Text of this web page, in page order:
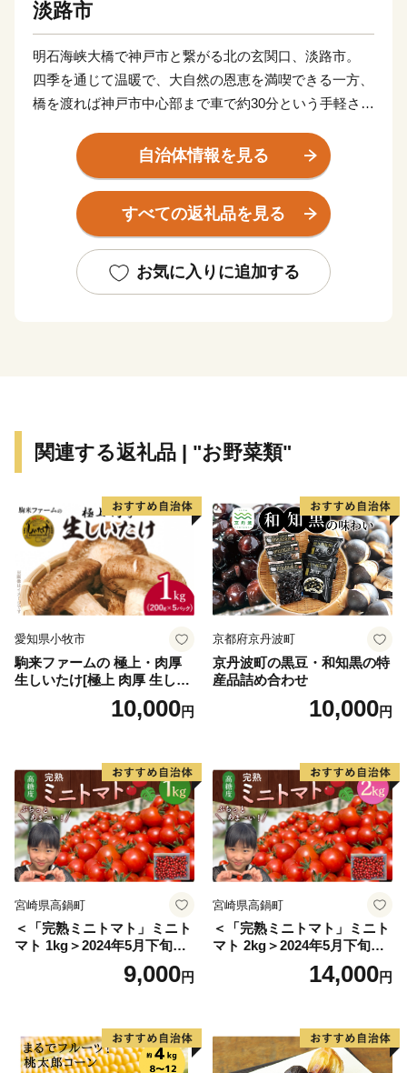
淡路市
明石海峡大橋で神戸市と繋がる北の玄関口、淡路市。
四季を通じて温暖で、大自然の恩恵を満喫できる一方、
橋を渡れば神戸市中心部まで車で約30分という手軽さが
田舎と都会の両方の「好いとこ取り」をした未来の暮ら
しがここにあります。
また、淡路島はかつて若狭や志摩と並び、朝廷にご馳走
を献上した「御食国」と呼ばれており、四方を囲む海は
てました。生産量日本一を誇る線香をはじめ、淡路ビー
フや淡路島玉ねぎ、カーネーションなどは「淡路ブラン
して実施した事業について、ご報告いたします。
https://www.city.awaji.lg.jp/uploaded/life/
自治体情報を見る
すべての返礼品を見る
お気に入りに追加する
関連する返礼品 | "お野菜類"
愛知県小牧市
駒来ファームの 極上・肉厚
生しいたけ[極上 肉厚 生しい
たけ 生シイタケ 生椎茸 安心
安全 国産 採れたて 新鮮 きの
10,000円
京都府京丹波町
京丹波町の黒豆・和知黒の特
産品詰め合わせ
10,000円
宮崎県高鍋町
＜「完熟ミニトマト」ミニト
マト 1kg＞2024年5月下旬迄
に順次出荷 野菜ソムリエサ
ミット アルル・リリカ共に
県 高鍋町産 産地直送 有機肥
料使用 高糖度 西森農園
9,000円
宮崎県高鍋町
＜「完熟ミニトマト」ミニト
マト 2kg＞2024年5月下旬迄
に順次出荷 野菜ソムリエサ
ミット アルル・リリカ共に
県 高鍋町産 産地直送 有機肥
料使用 高糖度 西森農園
14,000円